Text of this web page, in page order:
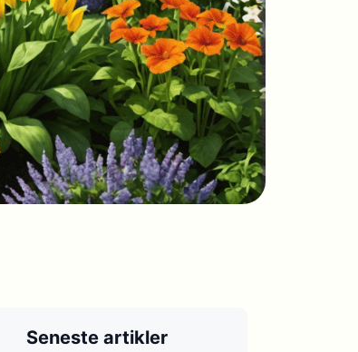
Seneste artikler